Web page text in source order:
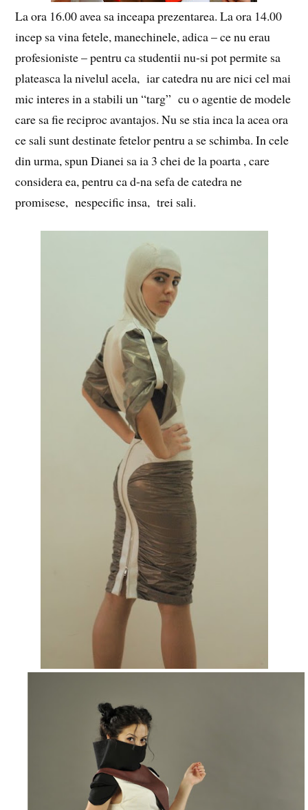
La ora 16.00 avea sa inceapa prezentarea. La ora 14.00
incep sa vina fetele, manechinele, adica – ce nu erau
profesioniste – pentru ca studentii nu-si pot permite sa
plateasca la nivelul acela, iar catedra nu are nici cel mai
mic interes in a stabili un “targ” cu o agentie de modele
care sa fie reciproc avantajos. Nu se stia inca la acea ora
ce sali sunt destinate fetelor pentru a se schimba. In cele
din urma, spun Dianei sa ia 3 chei de la poarta , care
considera ea, pentru ca d-na sefa de catedra ne
promisese, nespecific insa, trei sali.